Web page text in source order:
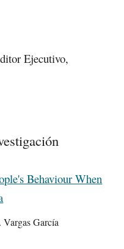
Ejecutivo,
Behaviour When
García